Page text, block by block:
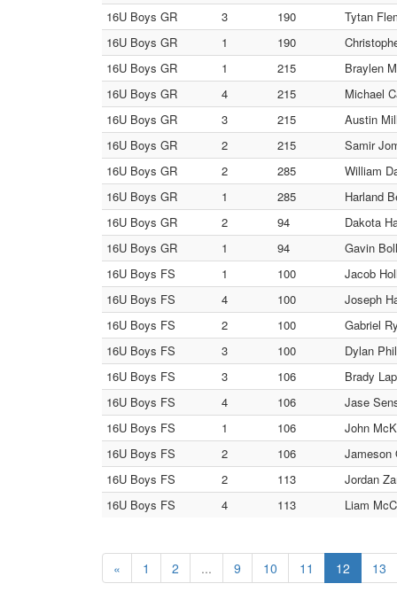
16U Boys GR
3 190
Tytan
16U Boys GR
1 190
16U Boys GR
1 215
Braylen
16U Boys GR
4 215
Michael
16U Boys GR
3 215
Austin
16U Boys GR
2 215
Samir
16U Boys GR
2 285
William
16U Boys GR
1 285
Harland
16U Boys GR
2 94
Dakota
16U Boys GR
1 94
Gavin
16U Boys FS
1 100
Jacob
16U Boys FS
4 100
Joseph
16U Boys FS
2 100
Gabriel
16U Boys FS
3 100
Dylan
16U Boys FS
3 106
Brady
16U Boys FS
4 106
Jase
16U Boys FS
1 106
John
16U Boys FS
2 106
Jameson
16U Boys FS
2 113
Jordan
16U Boys FS
4 113 Liam
« 1 2 ... 9 10 11 12 13